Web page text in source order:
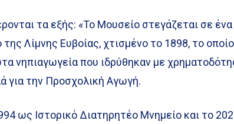
τα εξής: «Το Μουσείο στεγάζεται σε ένα
Λίμνης Ευβοίας, χτισμένο το 1898, το οποίο
νηπιαγωγεία που ιδρύθηκαν με
για την Προσχολική Αγωγή.
ως Ιστορικό Διατηρητέο Μνημείο και το